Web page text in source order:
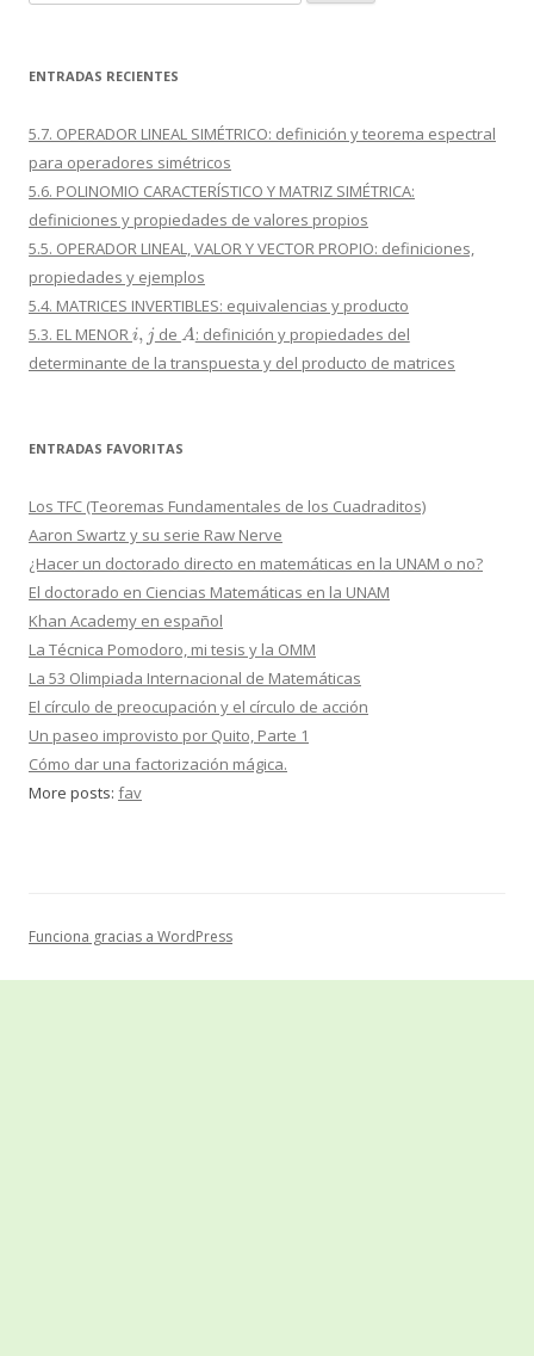
ENTRADAS RECIENTES
5.7. OPERADOR LINEAL SIMÉTRICO: definición y teorema espectral
para operadores simétricos
5.6. POLINOMIO CARACTERÍSTICO Y MATRIZ SIMÉTRICA:
definiciones y propiedades de valores propios
5.5. OPERADOR LINEAL, VALOR Y VECTOR PROPIO: definiciones,
propiedades y ejemplos
5.4. MATRICES INVERTIBLES: equivalencias y producto
5.3. EL MENORi,j de A: definición y propiedades del
determinante de la transpuesta y del producto de matrices
ENTRADAS FAVORITAS
Los TFC (Teoremas Fundamentales de los Cuadraditos)
Aaron Swartz y su serie Raw Nerve
¿Hacer un doctorado directo en matemáticas en la UNAM o no?
El doctorado en Ciencias Matemáticas en la UNAM
Khan Academy en español
La Técnica Pomodoro, mi tesis y la OMM
La 53 Olimpiada Internacional de Matemáticas
El círculo de preocupación y el círculo de acción
Un paseo improvisto por Quito, Parte 1
Cómo dar una factorización mágica.
More posts: fav
Funciona gracias a WordPress